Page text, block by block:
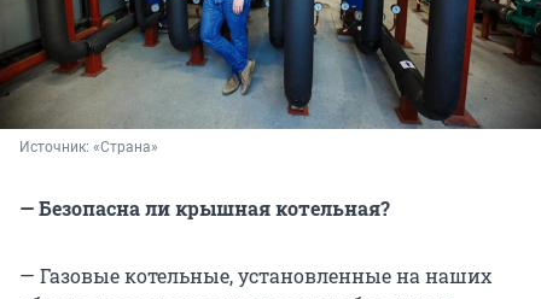
Источник: «Страна»
— Безопасна ли крышная котельная?
— Газовые котельные, установленные на наших